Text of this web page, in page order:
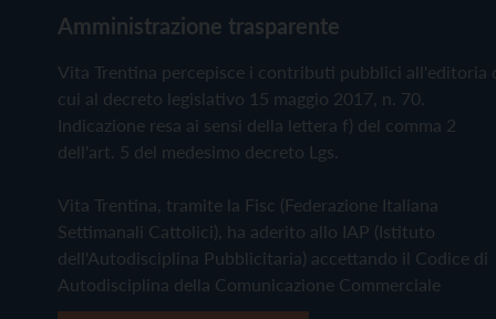
Amministrazione trasparente
Vita Trentina percepisce i contributi pubblici all'editoria
cui al decreto legislativo 15 maggio 2017, n. 70.
Indicazione resa ai sensi della lettera f) del comma 2
dell'art. 5 del medesimo decreto Lgs.
Vita Trentina, tramite la Fisc (Federazione Italiana
Settimanali Cattolici), ha aderito allo IAP (Istituto
dell'Autodisciplina Pubblicitaria) accettando il Codice di
Autodisciplina della Comunicazione Commerciale